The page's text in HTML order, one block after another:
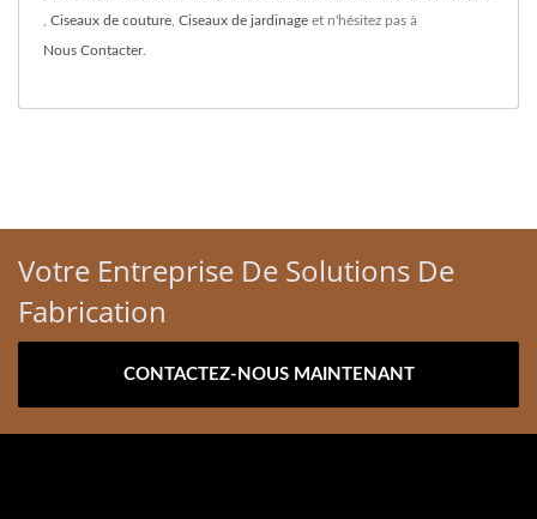
Ciseaux de couture Ciseaux de jardinage et n'hésitez pas à
Nous Contacter.
Votre Entreprise De Solutions De
Fabrication
CONTACTEZ-NOUS MAINTENANT